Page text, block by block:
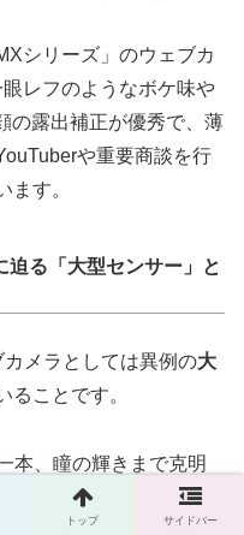
シリーズ」のウェブカ
レフのようなボケ味や
の露出補正が優秀で、薄
や重要商談を行
ます。
迫る「大型センサー」と
メラとしては異例の大
ることです。
本、瞳の輝きまで克明
トップ サイドバー